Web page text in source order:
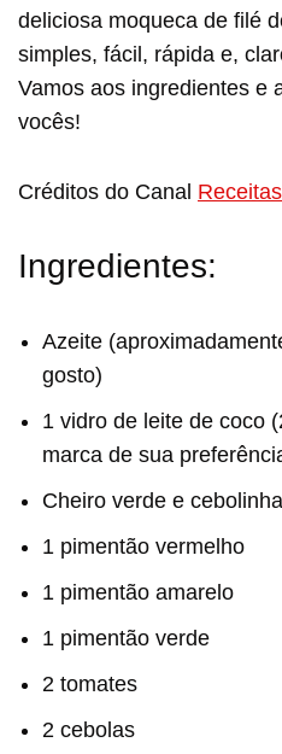
deliciosa moqueca de filé
simples, fácil, rápida e,
Vamos aos ingredientes e
vocês!
Créditos do Canal
Ingredientes:
Azeite
gosto)
1 vidro de leite de coco
marca de sua
Cheiro verde e
1 pimentão vermelho
1 pimentão amarelo
1 pimentão verde
2 tomates
2 cebolas